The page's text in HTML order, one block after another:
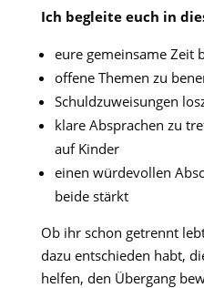
Ich begleite euch in
eure gemeinsame Zeit
offene Themen zu
Schuldzuweisungen
klare Absprachen zu
auf Kinder
einen würdevollen
beide stärkt
Ob ihr schon getrennt
dazu entschieden habt,
helfen, den Übergang